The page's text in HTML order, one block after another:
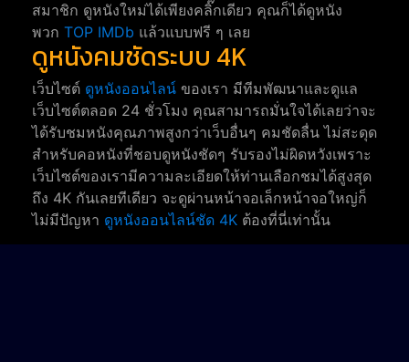
สมาชิก ดูหนังใหม่ได้เพียงคลิ๊กเดียว คุณก็ได้ดูหนัง
พวก TOP IMDb แล้วแบบฟรี ๆ เลย
ดูหนังคมชัดระบบ 4K
เว็บไซต์ ดูหนังออนไลน์ ของเรา มีทีมพัฒนาและดูแล
เว็บไซต์ตลอด 24 ชั่วโมง คุณสามารถมั่นใจได้เลยว่าจะ
ได้รับชมหนังคุณภาพสูงกว่าเว็บอื่นๆ คมชัดลื่น ไม่สะดุด
สำหรับคอหนังที่ชอบดูหนังชัดๆ รับรองไม่ผิดหวังเพราะ
เว็บไซต์ของเรามีความละเอียดให้ท่านเลือกชมได้สูงสุด
ถึง 4K กันเลยทีเดียว จะดูผ่านหน้าจอเล็กหน้าจอใหญ่ก็
ไม่มีปัญหา ดูหนังออนไลน์ชัด 4K ต้องที่นี่เท่านั้น